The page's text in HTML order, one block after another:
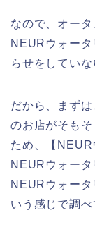
なので、オー
NEURウォー
らせをしていな
だから、まず
のお店がそも
ため、【NEUR
NEURウォー
NEURウォー
いう感じで調べ